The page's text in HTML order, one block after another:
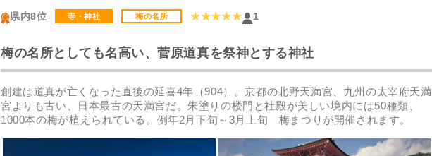
県内8位 寺・神社 梅の名所 ★★★★★ 1
梅の名所としても名高い、菅原道真を祭神とする神社
創建は道真が亡くなった直後の延喜4年（904）。京都の北野天満宮、九州の太宰府天満
宮よりも古い、日本最古の天満宮だ。朱塗りの楼門と社殿が美しい境内には50種類、
1000本の梅が植えられている。例年2月下旬～3月上旬 梅まつりが開催されます。